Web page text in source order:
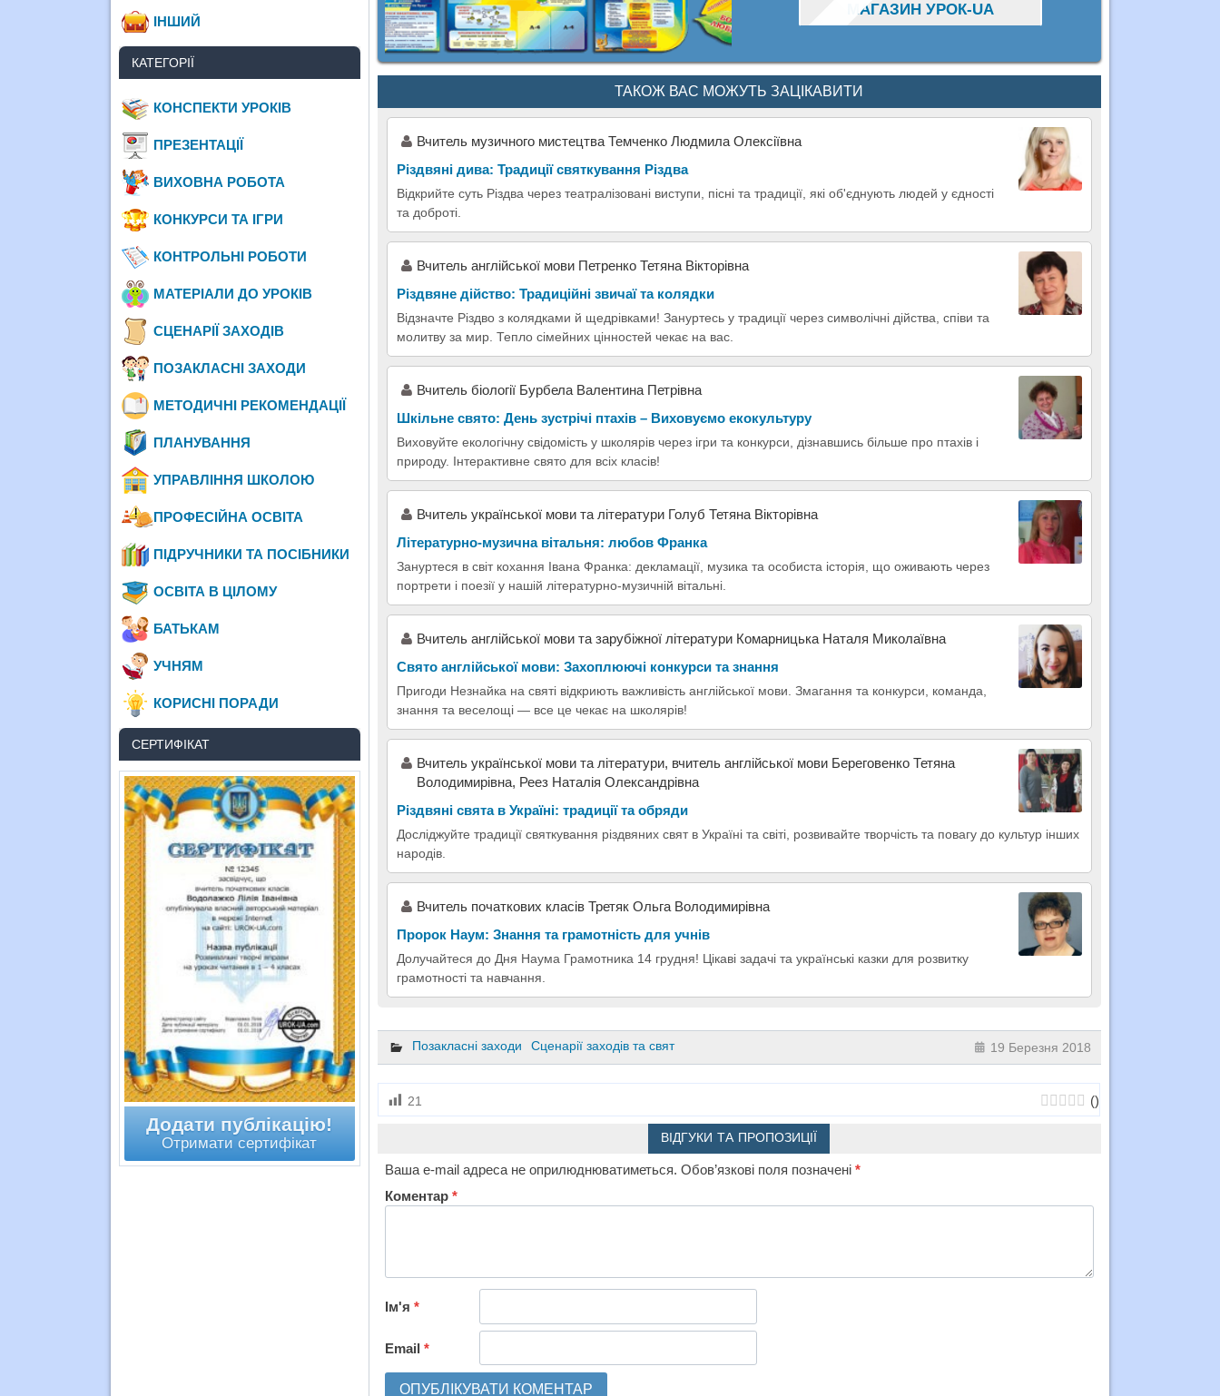
МАГАЗИН УРОК-UA
ТАКОЖ ВАС МОЖУТЬ ЗАЦІКАВИТИ
Вчитель музичного мистецтва Темченко Людмила Олексіївна
Різдвяні дива: Традиції святкування Різдва
Відкрийте суть Різдва через театралізовані виступи, пісні та традиції, які об'єднують людей у єдності
та доброті.
Вчитель англійської мови Петренко Тетяна Вікторівна
Різдвяне дійство: Традиційні звичаї та колядки
Відзначте Різдво з колядками й щедрівками! Зануртесь у традиції через символічні дійства, співи та
молитву за мир. Тепло сімейних цінностей чекає на вас.
Вчитель біології Бурбела Валентина Петрівна
Шкільне свято: День зустрічі птахів – Виховуємо екокультуру
Виховуйте екологічну свідомість у школярів через ігри та конкурси, дізнавшись більше про птахів і
природу. Інтерактивне свято для всіх класів!
Вчитель української мови та літератури Голуб Тетяна Вікторівна
Літературно-музична вітальня: любов Франка
Зануртеся в світ кохання Івана Франка: декламації, музика та особиста історія, що оживають через
портрети і поезії у нашій літературно-музичній вітальні.
Вчитель англійської мови та зарубіжної літератури Комарницька Наталя Миколаївна
Свято англійської мови: Захоплюючі конкурси та знання
Пригоди Незнайка на святі відкриють важливість англійської мови. Змагання та конкурси, команда,
знання та веселощі — все це чекає на школярів!
Вчитель української мови та літератури, вчитель англійської мови Береговенко Тетяна
Володимирівна, Реез Наталія Олександрівна
Різдвяні свята в Україні: традиції та обряди
Досліджуйте традиції святкування різдвяних свят в Україні та світі, розвивайте творчість та повагу до культур інших
народів.
Вчитель початкових класів Третяк Ольга Володимирівна
Пророк Наум: Знання та грамотність для учнів
Долучайтеся до Дня Наума Грамотника 14 грудня! Цікаві задачі та українські казки для розвитку
грамотності та навчання.
Позакласні заходи Сценарії заходів та свят 19 Березня 2018
21 ()
ВІДГУКИ ТА ПРОПОЗИЦІЇ
Ваша e-mail адреса не оприлюднюватиметься. Обов’язкові поля позначені *
Коментар *
Ім'я *
Email *
ІНШИЙ
КАТЕГОРІЇ
КОНСПЕКТИ УРОКІВ
ПРЕЗЕНТАЦІЇ
ВИХОВНА РОБОТА
КОНКУРСИ ТА ІГРИ
КОНТРОЛЬНІ РОБОТИ
МАТЕРІАЛИ ДО УРОКІВ
СЦЕНАРІЇ ЗАХОДІВ
ПОЗАКЛАСНІ ЗАХОДИ
МЕТОДИЧНІ РЕКОМЕНДАЦІЇ
ПЛАНУВАННЯ
УПРАВЛІННЯ ШКОЛОЮ
ПРОФЕСІЙНА ОСВІТА
ПІДРУЧНИКИ ТА ПОСІБНИКИ
ОСВІТА В ЦІЛОМУ
БАТЬКАМ
УЧНЯМ
КОРИСНІ ПОРАДИ
СЕРТИФІКАТ
Додати публікацію!
Отримати сертифікат